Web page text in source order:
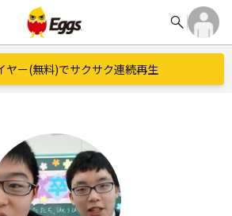
search
ヤー(無料)でサクサク連続再生